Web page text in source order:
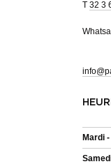
T 32 3
Mardi